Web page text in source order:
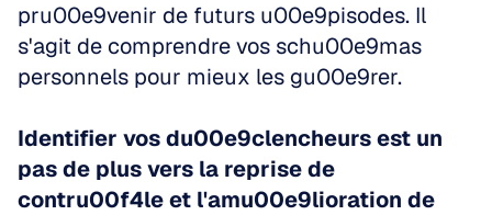
pru00e9venir de futurs u00e9pisodes. Il
s'agit de comprendre vos schu00e9mas
personnels pour mieux les gu00e9rer.
Identifier vos du00e9clencheurs est un
pas de plus vers la reprise de
contru00f4le et l'amu00e9lioration de